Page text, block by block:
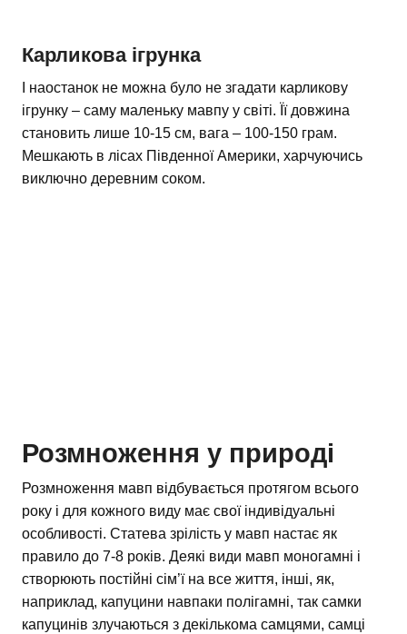
Карликова ігрунка
І наостанок не можна було не згадати карликову
ігрунку – саму маленьку мавпу у світі. Її довжина
становить лише 10-15 см, вага – 100-150 грам.
Мешкають в лісах Південної Америки, харчуючись
виключно деревним соком.
Розмноження у природі
Розмноження мавп відбувається протягом всього
року і для кожного виду має свої індивідуальні
особливості. Статева зрілість у мавп настає як
правило до 7-8 років. Деякі види мавп моногамні і
створюють постійні сім’ї на все життя, інші, як,
наприклад, капуцини навпаки полігамні, так самки
капуцинів злучаються з декількома самцями, самці